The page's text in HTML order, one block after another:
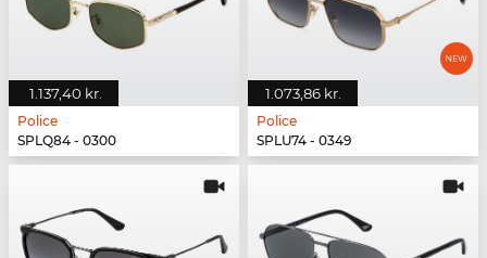
1.137,40 kr.
Police
SPLQ84 - 0300
1.073,86 kr.
Police
SPLU74 - 0349